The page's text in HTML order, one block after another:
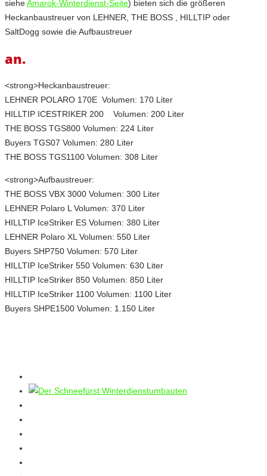
sieheAmarok-Winterdienst-Seite) bieten sich die größeren
Heckanbaustreuer von LEHNER, THE BOSS , HILLTIP oder
SaltDogg sowie die Aufbaustreuer
an.
<strong>Heckanbaustreuer:
LEHNER POLARO 170E Volumen: 170 Liter
HILLTIP ICESTRIKER 200 Volumen: 200 Liter
THE BOSS TGS800 Volumen: 224 Liter
Buyers TGS07 Volumen: 280 Liter
THE BOSS TGS1100 Volumen: 308 Liter
<strong>Aufbaustreuer:
THE BOSS VBX 3000 Volumen: 300 Liter
LEHNER Polaro L Volumen: 370 Liter
HILLTIP IceStriker ES Volumen: 380 Liter
LEHNER Polaro XL Volumen: 550 Liter
Buyers SHP750 Volumen: 570 Liter
HILLTIP IceStriker 550 Volumen: 630 Liter
HILLTIP IceStriker 850 Volumen: 850 Liter
HILLTIP IceStriker 1100 Volumen: 1100 Liter
Buyers SHPE1500 Volumen: 1.150 Liter